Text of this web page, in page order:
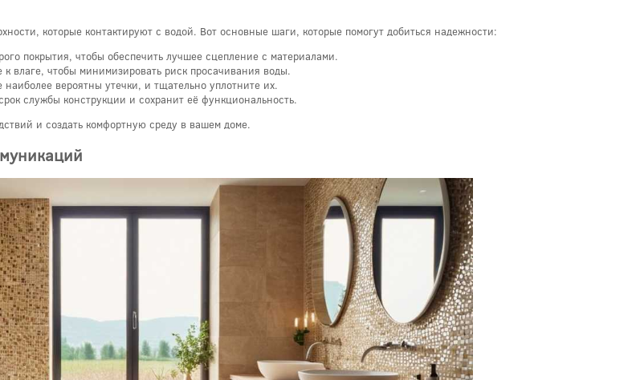
которые контактируют с водой. Вот основные шаги, которые помогут добиться надежности:
покрытия, чтобы обеспечить лучшее сцепление с материалами.
влаге, чтобы минимизировать риск просачивания воды.
вероятны утечки, и тщательно уплотните их.
службы конструкции и сохранит её функциональность.
и создать комфортную среду в вашем доме.